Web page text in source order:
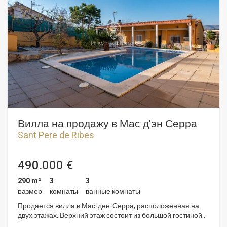
Вилла на продажу в Мас д'эн Серра
Sant Pere de Ribes
490.000 €
290 m²
размер
3
комнаты
3
ванные комнаты
Продается вилла в Мас-ден-Серра, расположенная на
двух этажах. Верхний этаж состоит из большой гостиной